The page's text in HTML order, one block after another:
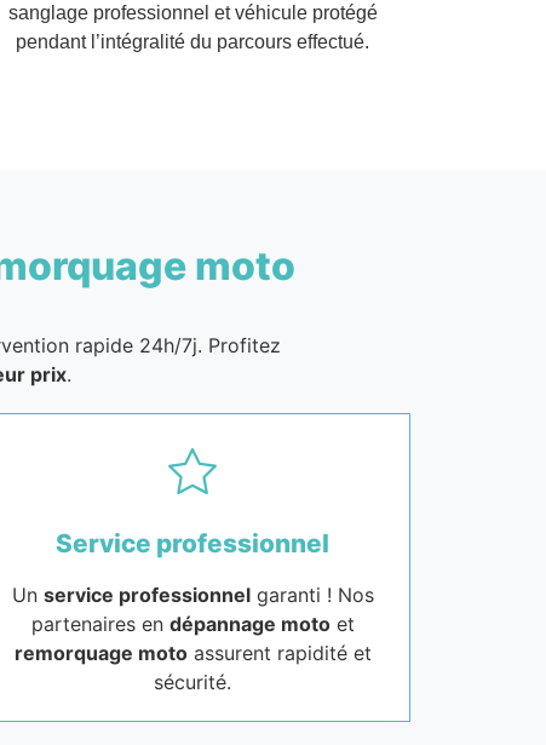
sanglage professionnel et véhicule protégé
pendant l’intégralité du parcours effectué.
moto
rapide 24h/7j. Profitez
prix.
Service professionnel
Un service professionnelgaranti ! Nos
partenaires en dépannage motoet
remorquage motoassurent rapidité et
sécurité.